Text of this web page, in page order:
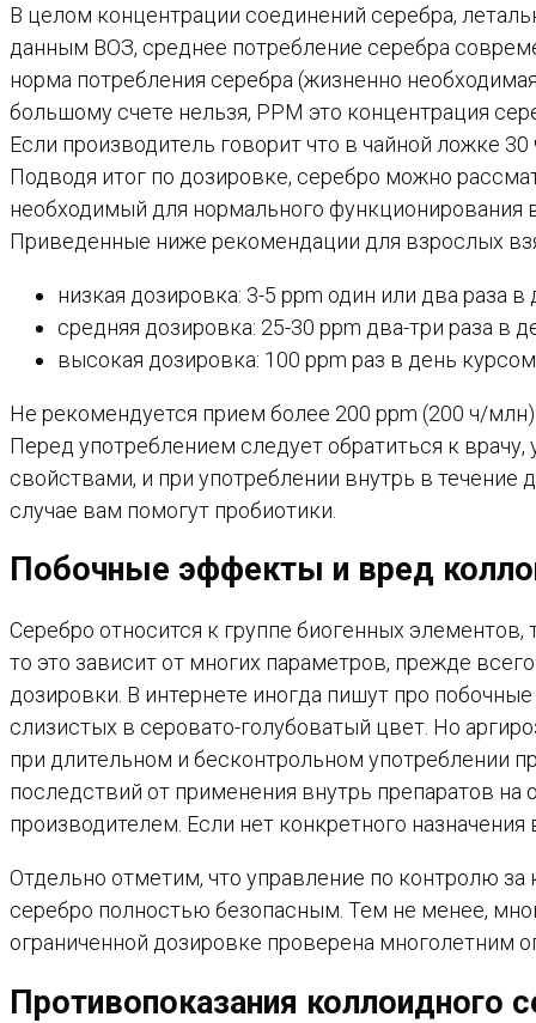
В целом концентрации соединений серебра,
данным ВОЗ, среднее потребление серебра
норма потребления серебра (жизненно
большому счете нельзя, PPM это концентрация
Если производитель говорит что в чайной ложке
Подводя итог по дозировке, серебро можно
необходимый для нормального
Приведенные ниже рекомендации для взрослых
низкая дозировка: 3-5 ppm один или два раза
средняя дозировка: 25-30 ppm два-три раза в
высокая дозировка: 100 ppm раз в день
Не рекомендуется прием более 200 ppm (200 ч/
Перед употреблением следует обратиться к
свойствами, и при употреблении внутрь в
случае вам помогут пробиотики.
Побочные эффекты и вред
Серебро относится к группе биогенных
то это зависит от многих параметров, прежде
дозировки. В интернете иногда пишут про
слизистых в серовато-голубоватый цвет. Но
при длительном и бесконтрольном употреблении
последствий от применения внутрь препаратов
производителем. Если нет конкретного
Отдельно отметим, что управление по контролю
серебро полностью безопасным. Тем не менее,
ограниченной дозировке проверена многолетним
Противопоказания коллоидного